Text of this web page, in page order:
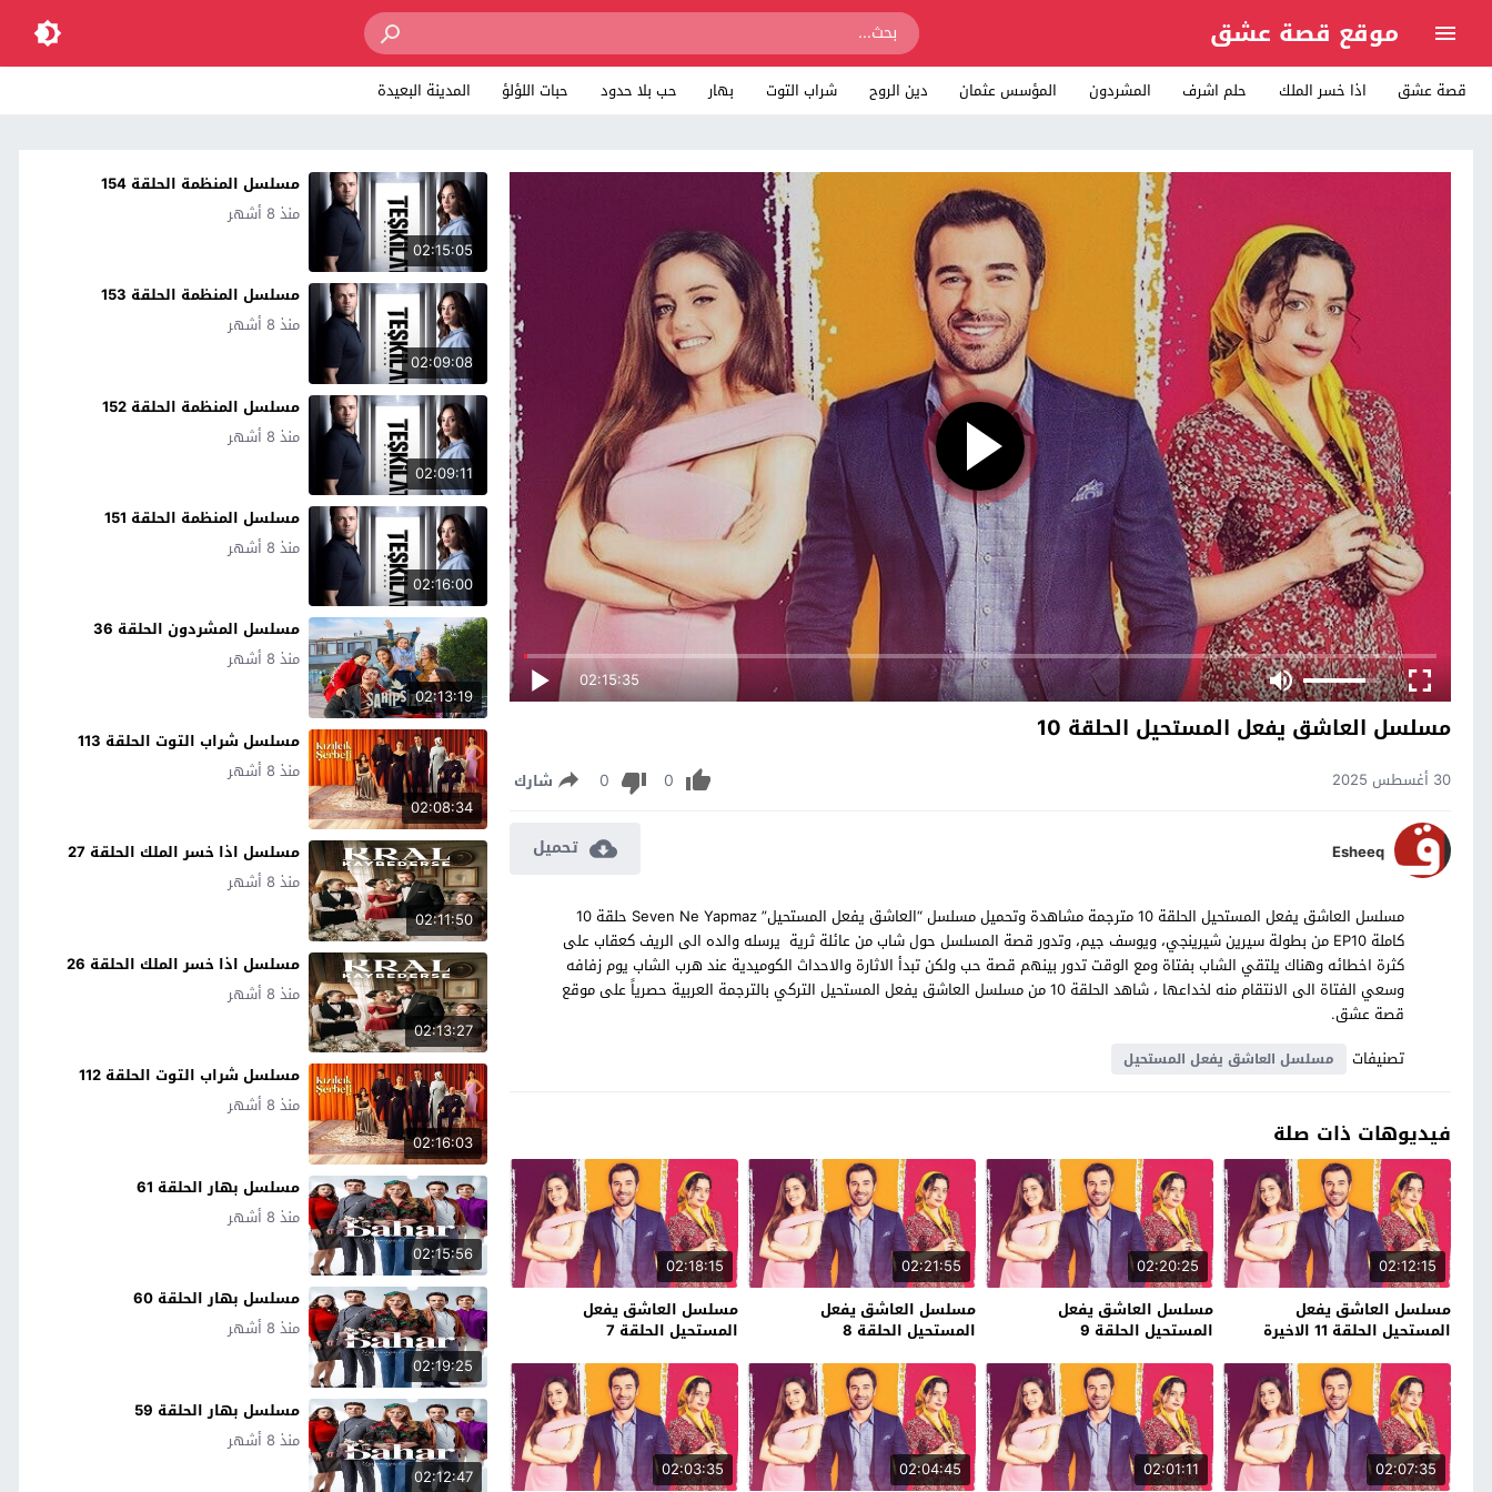
موقع قصة عشق
قصة عشق اذا خسر الملك حلم اشرف المشردون المؤسس عثمان دين الروح شراب التوت بهار حب بلا حدود حبات اللؤلؤ المدينة البعيدة
02:15:35
مسلسل العاشق يفعل المستحيل الحلقة 10
30 أغسطس 2025 0
0 شارك
Esheeq تحميل
مسلسل العاشق يفعل المستحيل الحلقة 10 مترجمة مشاهدة وتحميل مسلسل “العاشق يفعل المستحيل” Seven Ne Yapmaz حلقة 10
كاملة EP10 من بطولة سيرين شيرينجي، ويوسف جيم، وتدور قصة المسلسل حول شاب من عائلة ثرية يرسله والده الى الريف كعقاب على
كثرة اخطائه وهناك يلتقي الشاب بفتاة ومع الوقت تدور بينهم قصة حب ولكن تبدأ الاثارة والاحداث الكوميدية عند هرب الشاب يوم زفافه
وسعي الفتاة الى الانتقام منه لخداعها ، شاهد الحلقة 10 من مسلسل العاشق يفعل المستحيل التركي بالترجمة العربية حصرياً على موقع
قصة عشق.
تصنيفات
مسلسل العاشق يفعل المستحيل
فيديوهات ذات صلة
02:12:15
مسلسل العاشق يفعل
المستحيل الحلقة 11 الاخيرة
02:20:25
مسلسل العاشق يفعل
المستحيل الحلقة 9
02:21:55
مسلسل العاشق يفعل
المستحيل الحلقة 8
02:18:15
مسلسل العاشق يفعل
المستحيل الحلقة 7
02:07:35
02:01:11
02:04:45
02:03:35
02:15:05
مسلسل المنظمة الحلقة 154
منذ 8 أشهر
02:09:08
مسلسل المنظمة الحلقة 153
منذ 8 أشهر
02:09:11
مسلسل المنظمة الحلقة 152
منذ 8 أشهر
02:16:00
مسلسل المنظمة الحلقة 151
منذ 8 أشهر
02:13:19
مسلسل المشردون الحلقة 36
منذ 8 أشهر
02:08:34
مسلسل شراب التوت الحلقة 113
منذ 8 أشهر
02:11:50
مسلسل اذا خسر الملك الحلقة 27
منذ 8 أشهر
02:13:27
مسلسل اذا خسر الملك الحلقة 26
منذ 8 أشهر
02:16:03
مسلسل شراب التوت الحلقة 112
منذ 8 أشهر
02:15:56
مسلسل بهار الحلقة 61
منذ 8 أشهر
02:19:25
مسلسل بهار الحلقة 60
منذ 8 أشهر
02:12:47
مسلسل بهار الحلقة 59
منذ 8 أشهر